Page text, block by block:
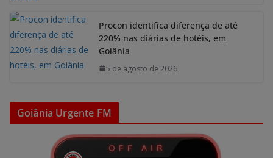
Procon identifica diferença de até
220% nas diárias de hotéis, em
Goiânia
5 de agosto de 2026
Goiânia Urgente FM